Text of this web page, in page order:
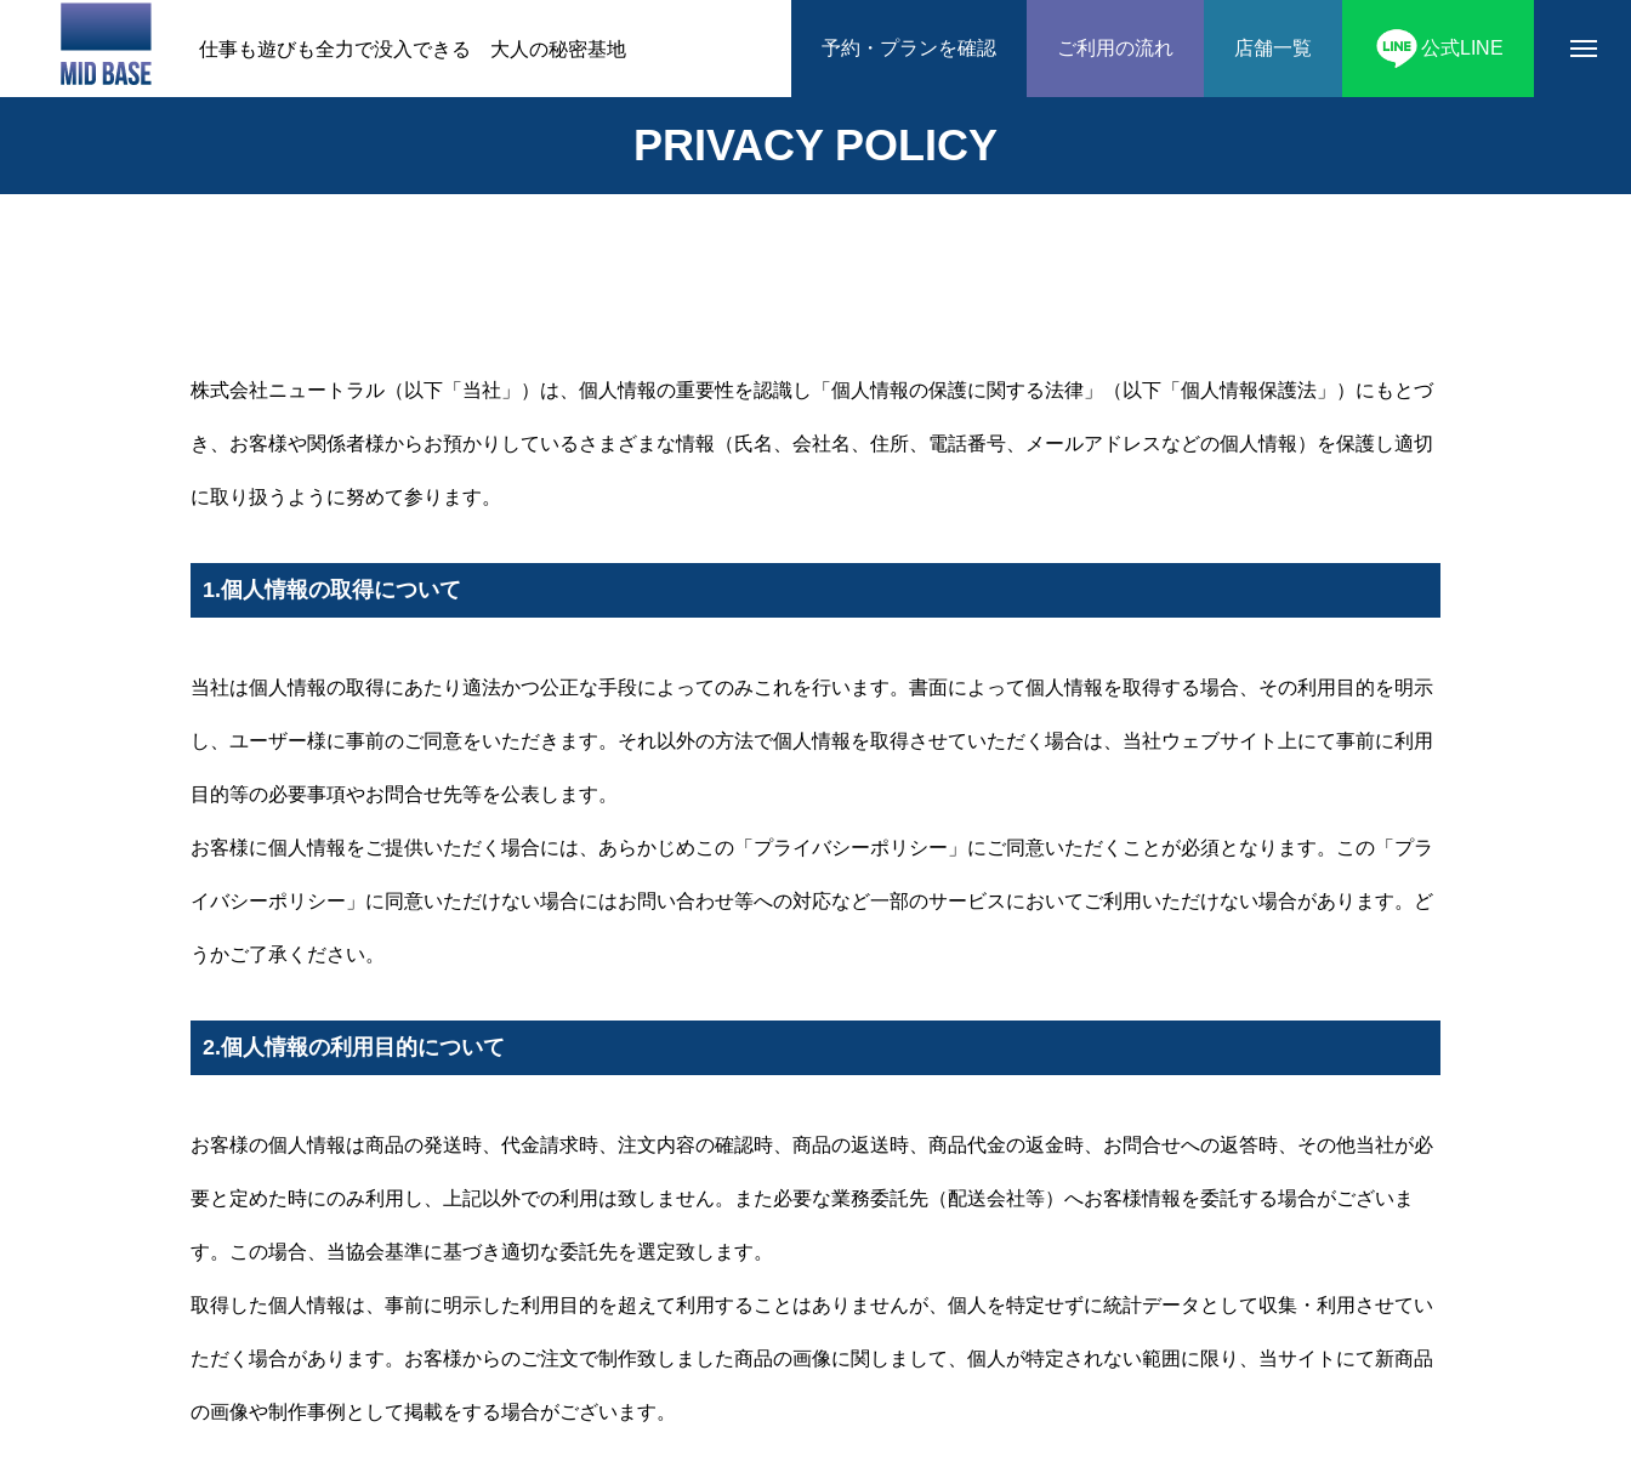
仕事も遊びも全力で没入できる 大人の秘密基地 予約・プランを確認 ご利用の流れ 店舗一覧 公式LINE
PRIVACY POLICY
株式会社ニュートラル（以下「当社」）は、個人情報の重要性を認識し「個人情報の保護に関する法律」（以下「個人情報保護法」）にもとづ
き、お客様や関係者様からお預かりしているさまざまな情報（氏名、会社名、住所、電話番号、メールアドレスなどの個人情報）を保護し適切
に取り扱うように努めて参ります。
1.個人情報の取得について
当社は個人情報の取得にあたり適法かつ公正な手段によってのみこれを行います。書面によって個人情報を取得する場合、その利用目的を明示
し、ユーザー様に事前のご同意をいただきます。それ以外の方法で個人情報を取得させていただく場合は、当社ウェブサイト上にて事前に利用
目的等の必要事項やお問合せ先等を公表します。
お客様に個人情報をご提供いただく場合には、あらかじめこの「プライバシーポリシー」にご同意いただくことが必須となります。この「プラ
イバシーポリシー」に同意いただけない場合にはお問い合わせ等への対応など一部のサービスにおいてご利用いただけない場合があります。ど
うかご了承ください。
2.個人情報の利用目的について
お客様の個人情報は商品の発送時、代金請求時、注文内容の確認時、商品の返送時、商品代金の返金時、お問合せへの返答時、その他当社が必
要と定めた時にのみ利用し、上記以外での利用は致しません。また必要な業務委託先（配送会社等）へお客様情報を委託する場合がございま
す。この場合、当協会基準に基づき適切な委託先を選定致します。
取得した個人情報は、事前に明示した利用目的を超えて利用することはありませんが、個人を特定せずに統計データとして収集・利用させてい
ただく場合があります。お客様からのご注文で制作致しました商品の画像に関しまして、個人が特定されない範囲に限り、当サイトにて新商品
の画像や制作事例として掲載をする場合がございます。